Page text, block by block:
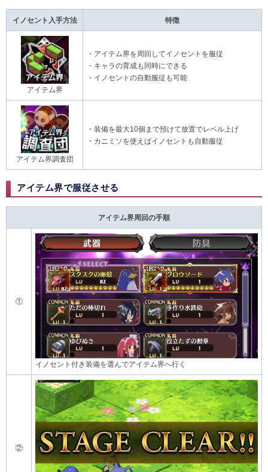
イノセント入手方法 特徴
アイテム界
・アイテム界を周回してイノセントを服従
・キャラの育成も同時にできる
・イノセントの自動服従も可能
アイテム界調査団
・装備を最大10個まで預けて放置でレベル上げ
・カニミソを使えばイノセントも自動服従
アイテム界で服従させる
アイテム界周回の手順
①
イノセント付き装備を選んでアイテム界へ行く
②